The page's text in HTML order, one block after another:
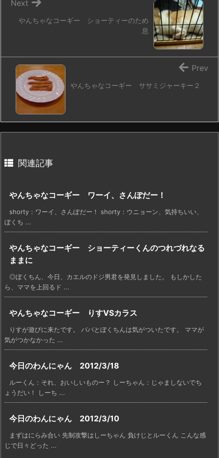
やんちゃなコーギー ショーティーのため
息
Next
やんちゃなコーギー ササミジャーキー２
Prev
関連記事
やんちゃなコーギー ワーイ、さんぽだー！
shorty：ワーイ、さんぽだー！ shorty：ウニョーン、気持ちいい、
ぼくち ...
やんちゃなコーギー ショーティーくんのつれづれなる
ままに
◎ぼくちん、今日、カエルのドジ男君を発見しました。 もしかした
ら、ママを上回るド ...
やんちゃなコーギー りすVSカラス
りすが遊びに来たです。 パパとぼくちんは気がついたです。 ママが
気がつかなかった ...
今日のわんにゃん 2012/3/18
ルーくん：それ、おいしいものー？ しーちゃん：じゃましないでち
ょうだい！ しーち ...
今日のわんにゃん 2012/3/10
まずはにらみ合い 先制攻撃はしーちゃん 負けじとルーくん こんな感
じで日々どった ...